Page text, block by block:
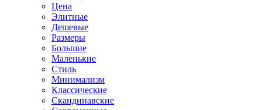
Цена
Элитные
Дешевые
Размеры
Большие
Маленькие
Стиль
Минимализм
Классические
Скандинавские